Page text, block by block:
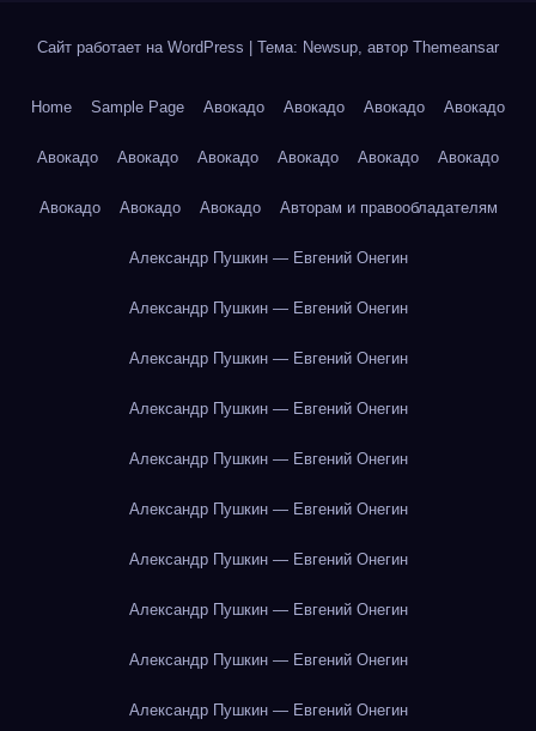
Сайт работает на WordPress Тема: Newsup, автор Themeansar
Home Sample Page Авокадо Авокадо Авокадо Авокадо
Авокадо Авокадо Авокадо Авокадо Авокадо Авокадо
Авокадо Авокадо Авокадо Авторам и правообладателям
Александр Пушкин — Евгений Онегин
Александр Пушкин — Евгений Онегин
Александр Пушкин — Евгений Онегин
Александр Пушкин — Евгений Онегин
Александр Пушкин — Евгений Онегин
Александр Пушкин — Евгений Онегин
Александр Пушкин — Евгений Онегин
Александр Пушкин — Евгений Онегин
Александр Пушкин — Евгений Онегин
Александр Пушкин — Евгений Онегин